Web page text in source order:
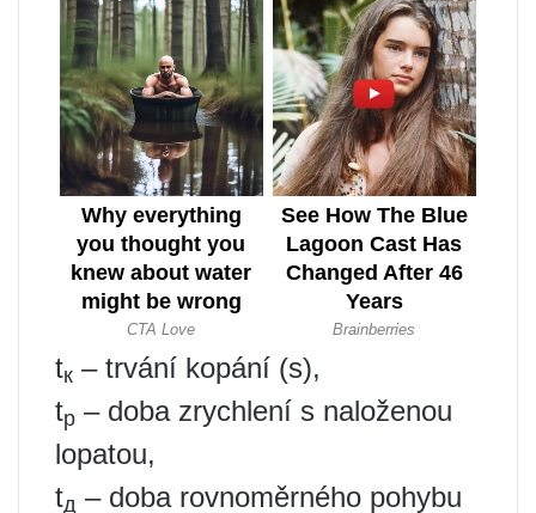
tк – trvání kopání (s),
tр – doba zrychlení s naloženou
lopatou,
tд – doba rovnoměrného pohybu